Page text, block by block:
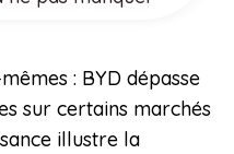
: BYD dépasse
sur certains marchés
illustre la